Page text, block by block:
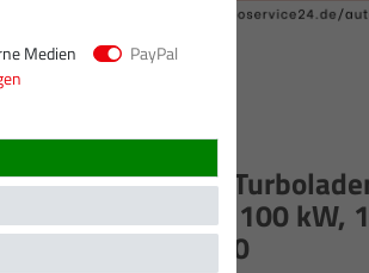
Mitsubishi
(TQ) 2.5 CRDI / 100 kW,
4913103600
Medien
PayPal